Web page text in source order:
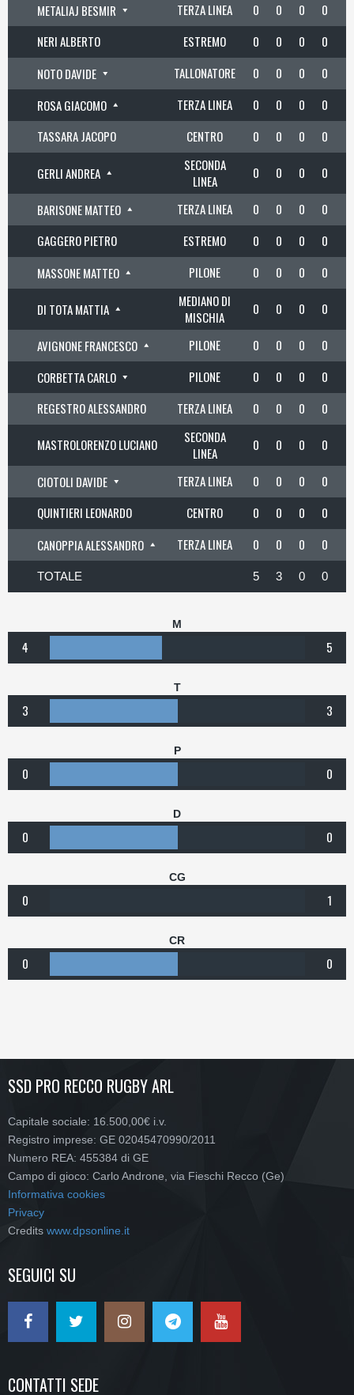
METALIAJ BESMIR
TERZA LINEA 0 0 0 0
NERI ALBERTO
ESTREMO 0 0 0 0
NOTO DAVIDE
TALLONATORE 0 0 0 0
ROSA GIACOMO
TERZA LINEA 0 0 0 0
TASSARA JACOPO
CENTRO 0 0 0 0
GERLI ANDREA
SECONDA
LINEA
0 0 0 0
BARISONE MATTEO TERZA LINEA 0 0 0 0
GAGGERO PIETRO
ESTREMO 0 0 0 0
MASSONE MATTEO
PILONE 0 0 0 0
DI TOTA MATTIA
MEDIANO DI
MISCHIA
0 0 0 0
AVIGNONE FRANCESCO PILONE 0 0 0 0
CORBETTA CARLO
PILONE 0 0 0 0
REGESTRO ALESSANDRO
TERZA LINEA 0 0 0 0
MASTROLORENZO LUCIANO
SECONDA
LINEA
0 0 0 0
CIOTOLI DAVIDE TERZA LINEA 0 0 0 0
QUINTIERI LEONARDO
CENTRO 0 0 0 0
CANOPPIA ALESSANDRO
TERZA LINEA 0 0 0 0
TOTALE 5 3 0 0
M
4 5
T
3 3
P
0 0
D
0 0
CG
0 1
CR
0 0
SSD PRO RECCO RUGBY ARL
Capitale sociale: 16.500,00€ i.v.
Registro imprese: GE 02045470990/2011
Numero REA: 455384 di GE
Campo di gioco: Carlo Androne, via Fieschi Recco (Ge)
Informativa cookies
Privacy
Credits www.dpsonline.it
SEGUICI SU
CONTATTI SEDE